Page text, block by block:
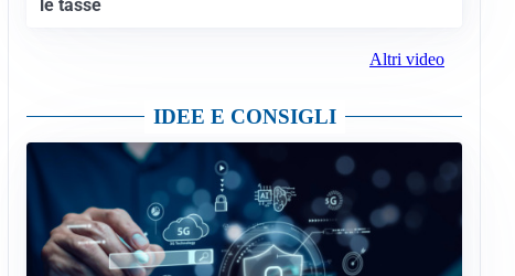
le tasse
Altri video
IDEE E CONSIGLI